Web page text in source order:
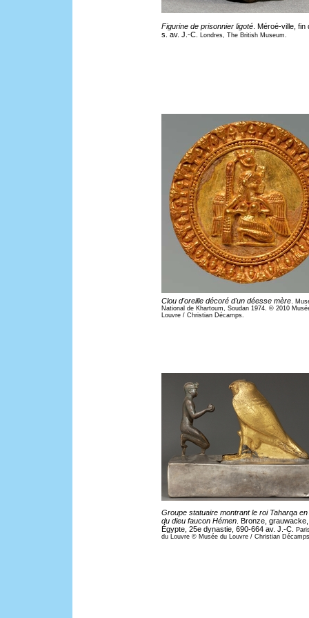
Figurine de prisonnier ligoté . Méroé-ville, fin
s. av. J.-C.
Londres, The British Museum.
Clou d'oreille décoré d'un déesse mère
National de Khartoum, Soudan 1974. © 2010
Louvre / Christian Décamps.
Groupe statuaire montrant le roi Taharqa
du dieu faucon Hémen . Bronze, grauwacke,
Égypte, 25e dynastie, 690-664 av. J.-C.
du Louvre © Musée du Louvre / Christian